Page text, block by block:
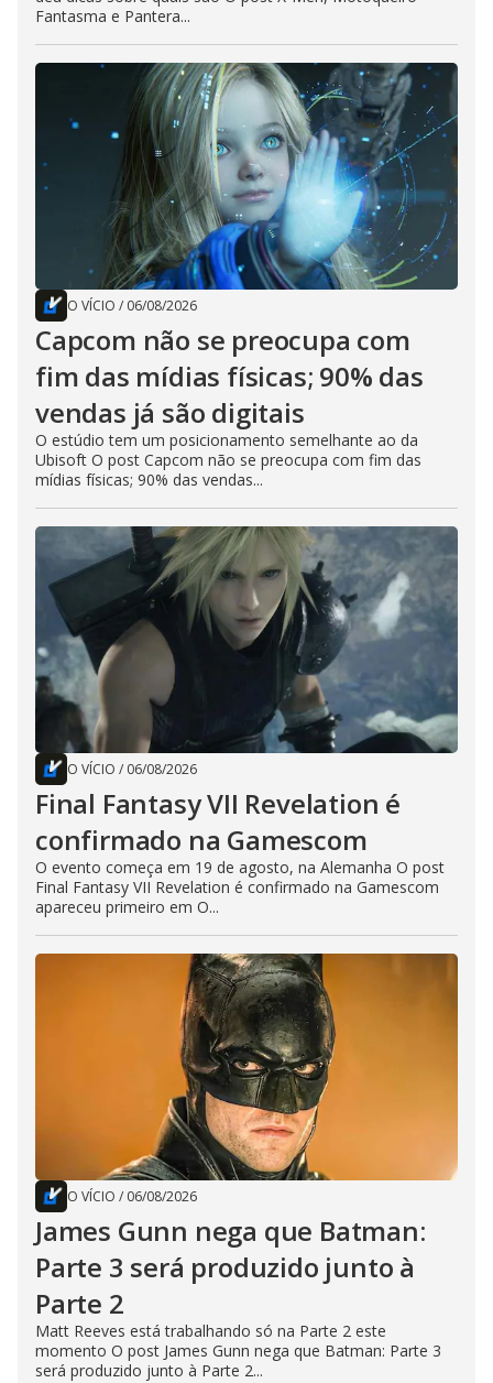
Fantasma e Pantera...
O VÍCIO / 06/08/2026
Capcom não se preocupa com
fim das mídias físicas; 90% das
vendas já são digitais
O estúdio tem um posicionamento semelhante ao da
Ubisoft O post Capcom não se preocupa com fim das
mídias físicas; 90% das vendas...
O VÍCIO / 06/08/2026
Final Fantasy VII Revelation é
confirmado na Gamescom
O evento começa em 19 de agosto, na Alemanha O post
Final Fantasy VII Revelation é confirmado na Gamescom
apareceu primeiro em O...
O VÍCIO / 06/08/2026
James Gunn nega que Batman:
Parte 3 será produzido junto à
Parte 2
Matt Reeves está trabalhando só na Parte 2 este
momento O post James Gunn nega que Batman: Parte 3
será produzido junto à Parte 2...